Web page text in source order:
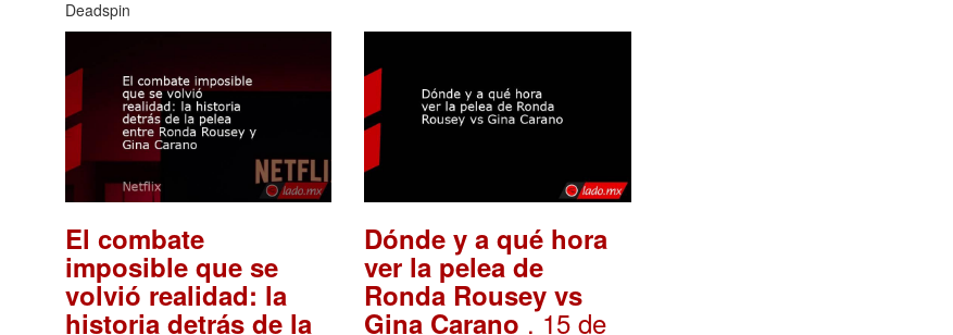
Deadspin
El combate
imposible que se
volvió realidad: la
historia detrás de la
Dónde y a qué hora
ver la pelea de
Ronda Rousey vs
Gina Carano . 15 de